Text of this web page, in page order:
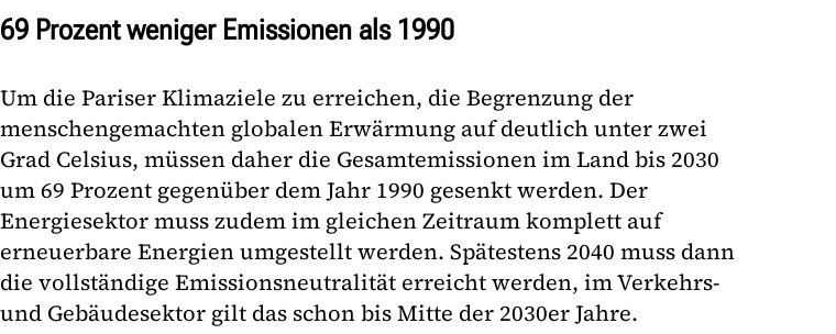
69 Prozent weniger Emissionen als 1990
Um die Pariser Klimaziele zu erreichen, die Begrenzung der
menschengemachten globalen Erwärmung auf deutlich unter zwei
Grad Celsius, müssen daher die Gesamtemissionen im Land bis 2030
um 69 Prozent gegenüber dem Jahr 1990 gesenkt werden. Der
Energiesektor muss zudem im gleichen Zeitraum komplett auf
erneuerbare Energien umgestellt werden. Spätestens 2040 muss dann
die vollständige Emissionsneutralität erreicht werden, im Verkehrs-
und Gebäudesektor gilt das schon bis Mitte der 2030er Jahre.